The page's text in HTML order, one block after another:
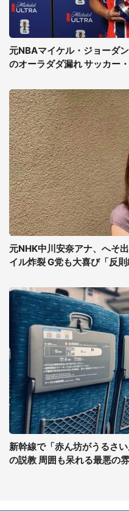
元NBAマイケル・ジョーダ
のオーラダダ漏れ サッカー
元NHK中川安奈アナ、へそ
イル炸裂 G党も大喜び「反則
新幹線で「赤ん坊がうるさ
の説教 周囲も呆れる最悪の